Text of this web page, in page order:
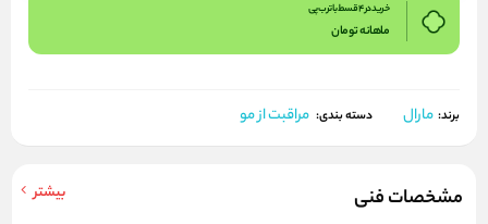
خرید در 4 قسط با ترب پی
ماهانهتومان
برند: مارال دسته بندی: مراقبت از مو
مشخصات فنی بیشتر